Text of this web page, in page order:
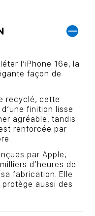
l’iPhone 16e, la
façon de
recyclé, cette
finition lisse
agréable, tandis
renforcée par
par Apple,
d’heures de
fabrication. Elle
aussi des